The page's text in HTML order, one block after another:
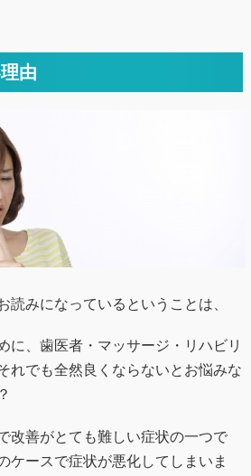
由
読みになっているということは、
に、歯医者・マッサージ・リハビリ
れでも全然良くならないとお悩みな
改善がとても難しい症状の一つで
ケースで症状が悪化してしまいま